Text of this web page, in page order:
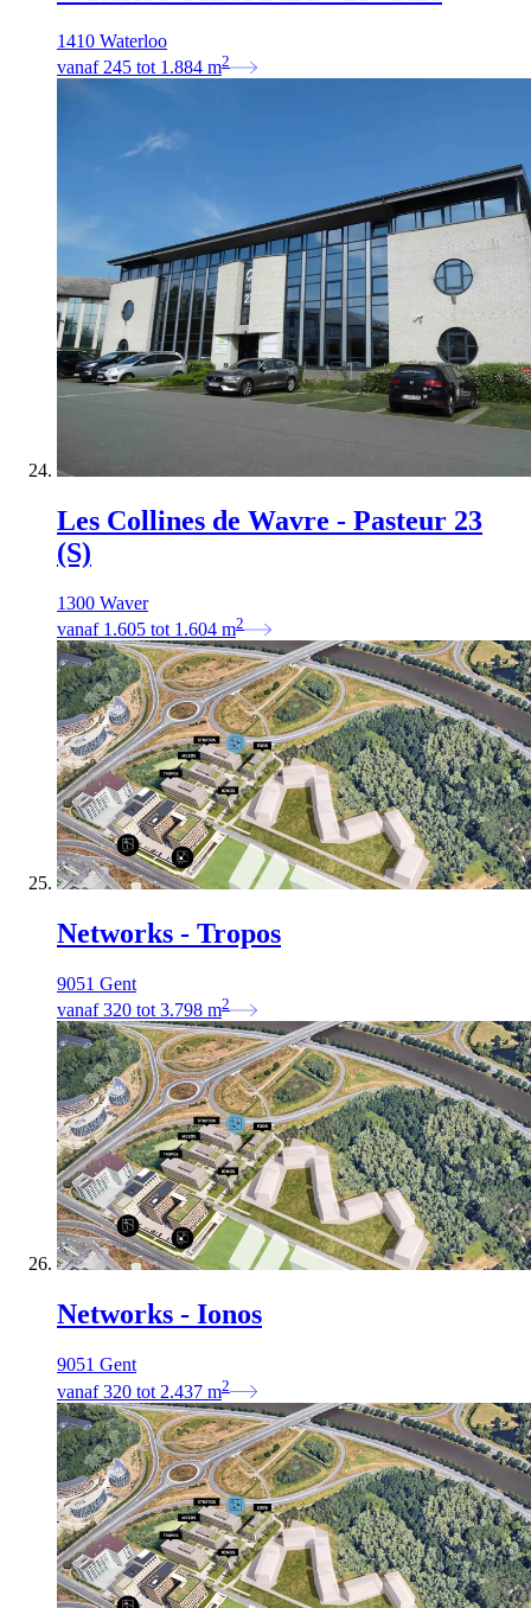
1410 Waterloo
vanaf 245 tot 1.884 m2
Les Collines de Wavre - Pasteur 23
(S)
1300 Waver
vanaf 1.605 tot 1.604 m2
Networks - Tropos
9051 Gent
vanaf 320 tot 3.798 m2
Networks - Ionos
9051 Gent
vanaf 320 tot 2.437 m2